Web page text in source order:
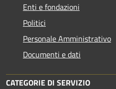
Enti e fondazioni
Politici
Personale Amministrativo
Documenti e dati
CATEGORIE DI SERVIZIO